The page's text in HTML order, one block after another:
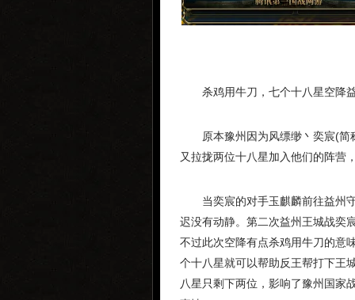
杀鸡用牛刀，七个十八星空降
原本豫州因为风缥缈丶奕宸(
又拉拢两位十八星加入他们的阵营
当奕宸的对手玉麒麟前往益州
迟没有动静。第二次益州王城战奕
不过此次空降有点杀鸡用牛刀的意
个十八星就可以帮助反王帮打下王
八星只剩下两位，影响了豫州国家